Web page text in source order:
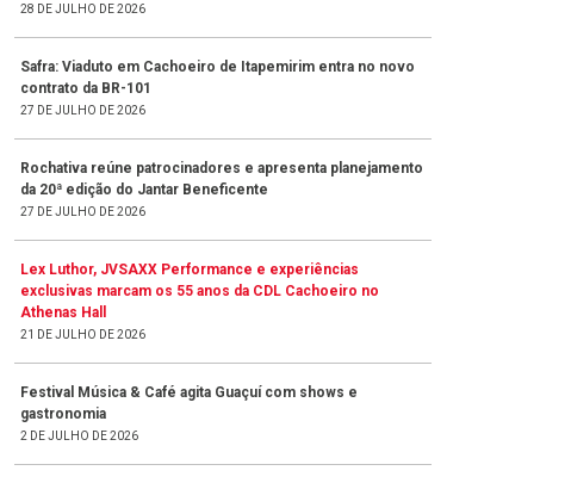
28 DE JULHO DE 2026
Safra: Viaduto em Cachoeiro de Itapemirim entra no novo
contrato da BR-101
27 DE JULHO DE 2026
Rochativa reúne patrocinadores e apresenta planejamento
da 20ª edição do Jantar Beneficente
27 DE JULHO DE 2026
Lex Luthor, JVSAXX Performance e experiências
exclusivas marcam os 55 anos da CDL Cachoeiro no
Athenas Hall
21 DE JULHO DE 2026
Festival Música & Café agita Guaçuí com shows e
gastronomia
2 DE JULHO DE 2026